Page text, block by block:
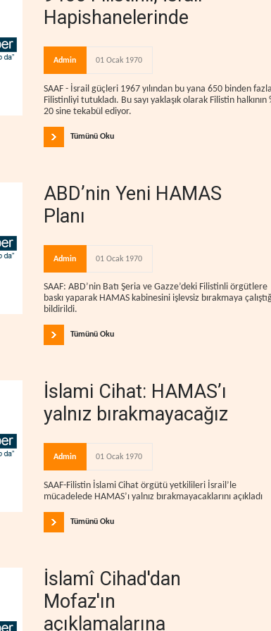
Hapishanelerinde
Admin 01 Ocak 1970
SAAF - İsrail güçleri 1967 yılından bu yana 650 binden fazla
Filistinliyi tutukladı. Bu sayı yaklaşık olarak Filistin halkının
20 sine tekabül ediyor.
Tümünü Oku
ABD’nin Yeni HAMAS
Planı
Admin 01 Ocak 1970
SAAF: ABD’nin Batı Şeria ve Gazze’deki Filistinli örgütlere
baskı yaparak HAMAS kabinesini işlevsiz bırakmaya
bildirildi.
Tümünü Oku
İslami Cihat: HAMAS’ı
yalnız bırakmayacağız
Admin 01 Ocak 1970
SAAF-Filistin İslami Cihat örgütü yetkilileri İsrail’le
mücadelede HAMAS’ı yalnız bırakmayacaklarını açıkladı
Tümünü Oku
İslamî Cihad'dan
Mofaz'ın
açıklamalarına